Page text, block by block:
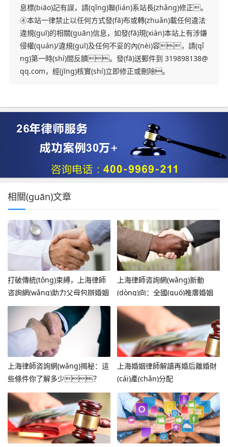
息標(biāo)記有誤，請(qǐng)聯(lián)系站長(zhǎng)修正。
④本站一律禁止以任何方式發(fā)布或轉(zhuǎn)載任何違法
違規(guī)的相關(guān)信息，如發(fā)現(xiàn)本站上有涉嫌
侵權(quán)/違規(guī)及任何不妥的內(nèi)容，請(qǐ
ng)第一時(shí)間反饋。發(fā)送郵件到 319898138@
qq.com，經(jīng)核實(shí)立即修正或刪除。
相關(guān)文章
打破傳統(tǒng)束縛，上海律師
咨詢網(wǎng)助力父母包辦婚姻
自由之路
上海律師咨詢網(wǎng)新動
(dòng)向：全國(guó)推廣婚姻
調(diào)解修復(fù)服務(wù)，
家庭和諧有新招！
上海律師咨詢網(wǎng)揭秘：這
些條件你了解多少？
上海婚姻律師解讀再婚后離婚財
(cái)產(chǎn)分配